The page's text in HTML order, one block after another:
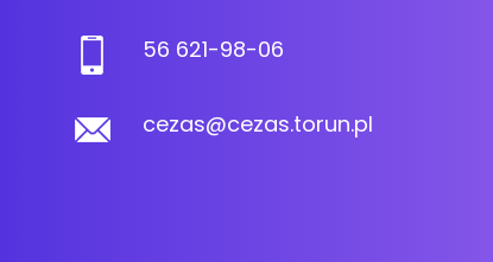
56 621-98-06
cezas@cezas.torun.pl